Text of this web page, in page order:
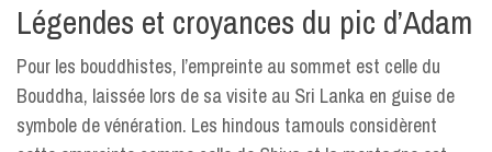
Légendes et croyances du pic d’Adam
Pour les bouddhistes, l’empreinte au sommet est celle du
Bouddha, laissée lors de sa visite au Sri Lanka en guise de
symbole de vénération. Les hindous tamouls considèrent